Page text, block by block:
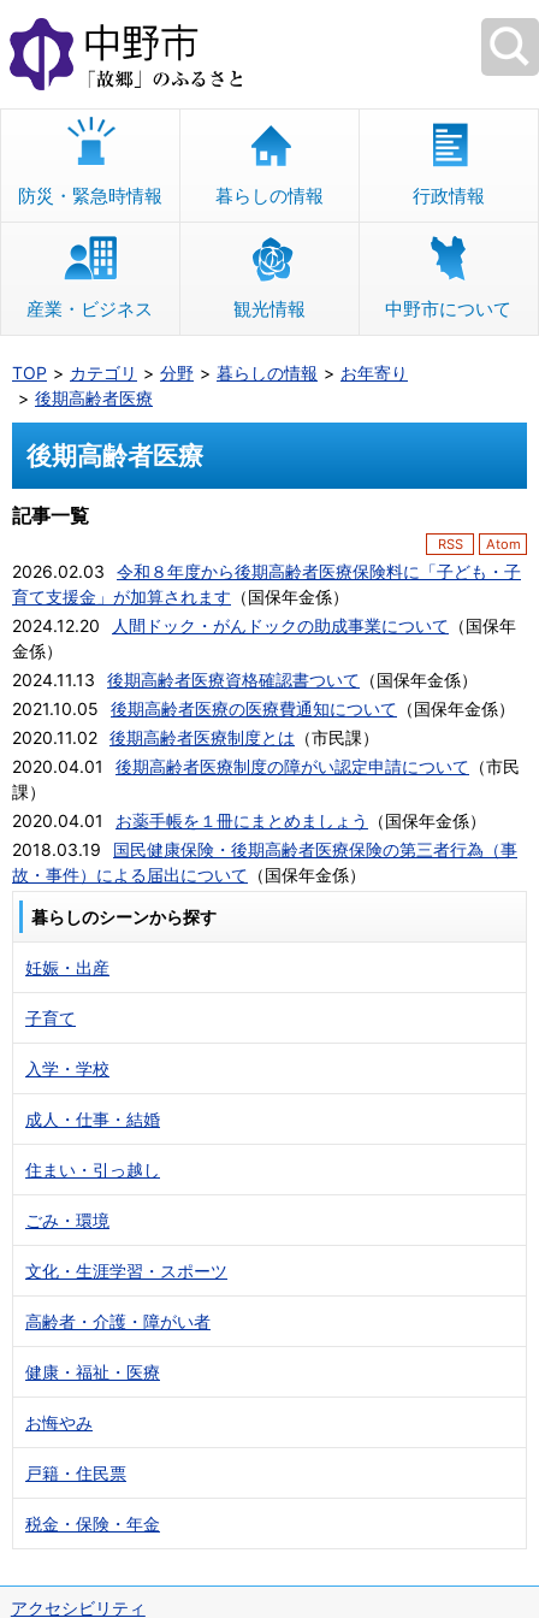
本
文
へ
移
防災・緊急時情報 暮らしの情報 行政情報
産業・ビジネス 観光情報 中野市について
TOP カテゴリ 分野 暮らしの情報
お年寄り
後期高齢者医療
後期高齢者医療
記事一覧
RSS Atom
2026.02.03
令和８年度から後期高齢者医療保険料に「子ども・子
育て支援金」が加算されます （国保年金係）
2024.12.20
人間ドック・がんドックの助成事業について （国保年
金係）
2024.11.13
後期高齢者医療資格確認書ついて （国保年金係）
2021.10.05
後期高齢者医療の医療費通知について （国保年金係）
2020.11.02 後期高齢者医療制度とは （市民課）
2020.04.01
後期高齢者医療制度の障がい認定申請について （市民
課）
2020.04.01
お薬手帳を１冊にまとめましょう （国保年金係）
2018.03.19
国民健康保険・後期高齢者医療保険の第三者行為（事
故・事件）による届出について （国保年金係）
暮らしのシーンから探す
妊娠・出産
子育て
入学・学校
成人・仕事・結婚
住まい・引っ越し
ごみ・環境
文化・生涯学習・スポーツ
高齢者・介護・障がい者
健康・福祉・医療
お悔やみ
戸籍・住民票
税金・保険・年金
アクセシビリティ